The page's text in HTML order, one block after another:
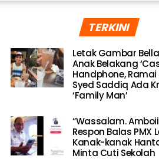
TERKINI
Letak Gambar
Anak Belakang
Handphone,
Syed Saddiq Ada
‘Family Man’
“Wassalam.
Respon Balas PMX
Kanak-kanak
Minta Cuti Sekolah